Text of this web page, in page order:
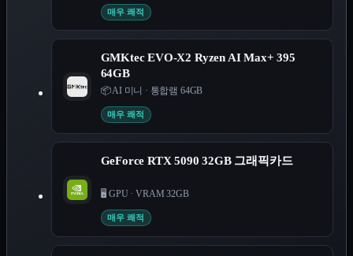
매우 쾌적
GMKtec EVO-X2 Ryzen AI Max+ 395
64GB
📦 AI 미니 · 통합램 64GB
매우 쾌적
GeForce RTX 5090 32GB 그래픽카드
🖥️ GPU · VRAM 32GB
매우 쾌적